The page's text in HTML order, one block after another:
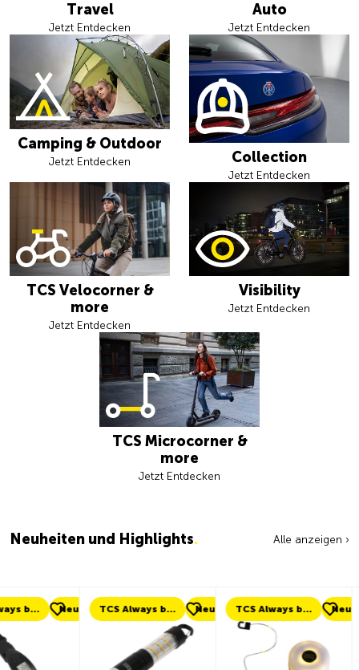
Travel
Jetzt Entdecken
Auto
Jetzt Entdecken
Camping & Outdoor
Jetzt Entdecken Collection
Jetzt Entdecken
TCS Velocorner &
more
Jetzt Entdecken
Visibility
Jetzt Entdecken
TCS Microcorner &
more
Jetzt Entdecken
Neuheiten und Highlights. Alle anzeigen ›
TCS Always by my side Neu TCS Always by my side Neu Neu